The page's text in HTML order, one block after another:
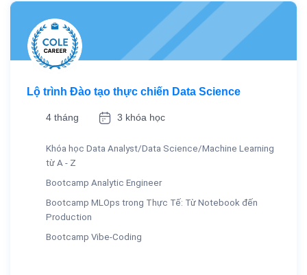
Lộ trình Đào tạo thực chiến Data Science
4 tháng 3 khóa học
Khóa học Data Analyst/Data Science/Machine Learning
từ A - Z
Bootcamp Analytic Engineer
Bootcamp MLOps trong Thực Tế: Từ Notebook đến
Production
Bootcamp Vibe-Coding